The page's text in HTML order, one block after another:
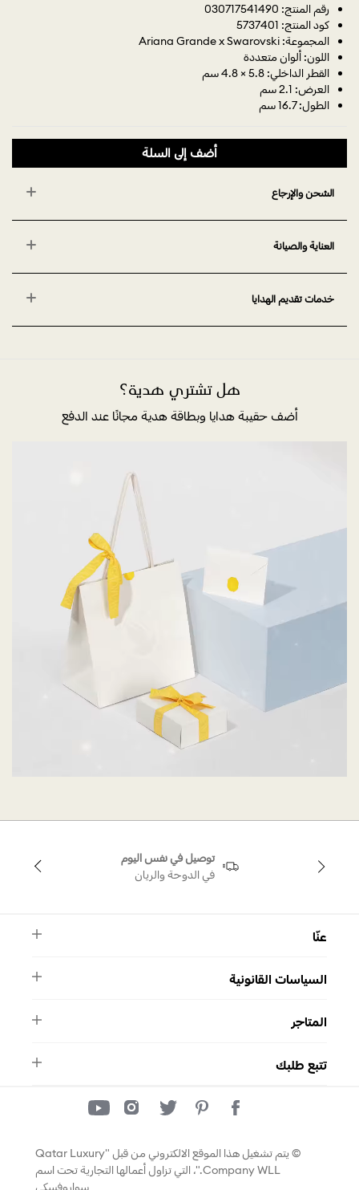
رقم المنتج: 030717541490
كود المنتج: 5737401
المجموعة: Ariana Grande x Swarovski
اللون: ألوان متعددة
القطر الداخلي: 5.8 × 4.8 سم
العرض: 2.1 سم
الطول: 16.7 سم
أضف إلى السلة
الشحن والإرجاع
العناية والصيانة
خدمات تقديم الهدايا
هل تشتري هدية؟
أضف حقيبة هدايا وبطاقة هدية مجانًا عند الدفع
توصيل في نفس اليوم
في الدوحة والريان
عنّا
الأسئلة الشائعة
اتصل بنا
السياسات القانونية
سياسة الخصوصية
المتاجر
تتبع طلبك
© يتم تشغيل هذا الموقع الالكتروني من قبل "Qatar Luxury
Company WLL."، التي تزاول أعمالها التجارية تحت اسم
سواروفسكي